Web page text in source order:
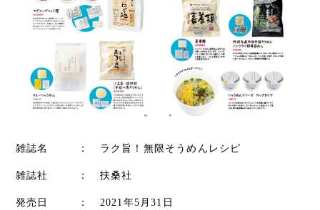
雑誌名 ： ラク旨！無限そうめんレシピ
雑誌社 ： 扶桑社
発売日 ： 2021年5月31日